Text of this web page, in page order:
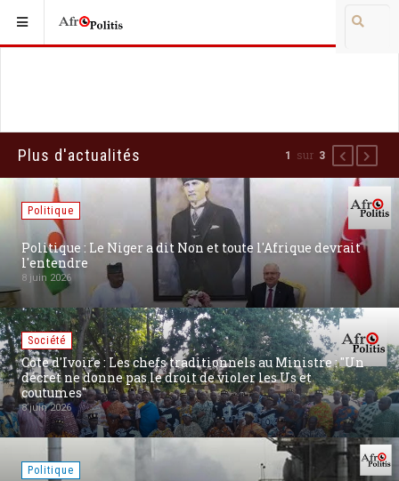
Plus d'actualités
Politique
Politique : Le Niger a dit Non et toute l'Afrique devrait
l'entendre
8 juin 2026
Société
Côte d'Ivoire : Les chefs traditionnels au Ministre : "Un
décret ne donne pas le droit de violer les Us et
coutumes"
8 juin 2026
Politique
1 sur 3 Précédent